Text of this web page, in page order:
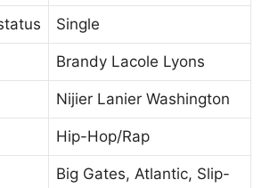
Single
Brandy Lacole Lyons
Nijier Lanier Washington
Hip-Hop/Rap
Big Gates, Atlantic, Slip-